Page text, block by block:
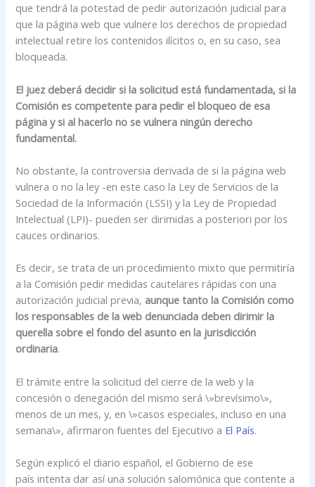
que tendrá la potestad de pedir autorización judicial para
que la página web que vulnere los derechos de propiedad
intelectual retire los contenidos ilícitos o, en su caso, sea
bloqueada.
El juez deberá decidir si la solicitud está fundamentada, si la
Comisión es competente para pedir el bloqueo de esa
página y si al hacerlo no se vulnera ningún derecho
fundamental.
No obstante, la controversia derivada de si la página web
vulnera o no la ley -en este caso la Ley de Servicios de la
Sociedad de la Información (LSSI) y la Ley de Propiedad
Intelectual (LPI)- pueden ser dirimidas a posteriori por los
cauces ordinarios.
Es decir, se trata de un procedimiento mixto que permitiría
a la Comisión pedir medidas cautelares rápidas con una
autorización judicial previa, aunque tanto la Comisión como
los responsables de la web denunciada deben dirimir la
querella sobre el fondo del asunto en la jurisdicción
ordinaria.
El trámite entre la solicitud del cierre de la web y la
concesión o denegación del mismo será \»brevísimo\»,
menos de un mes, y, en \»casos especiales, incluso en una
semana\», afirmaron fuentes del Ejecutivo a El País.
Según explicó el diario español, el Gobierno de ese
país intenta dar así una solución salomónica que contente a